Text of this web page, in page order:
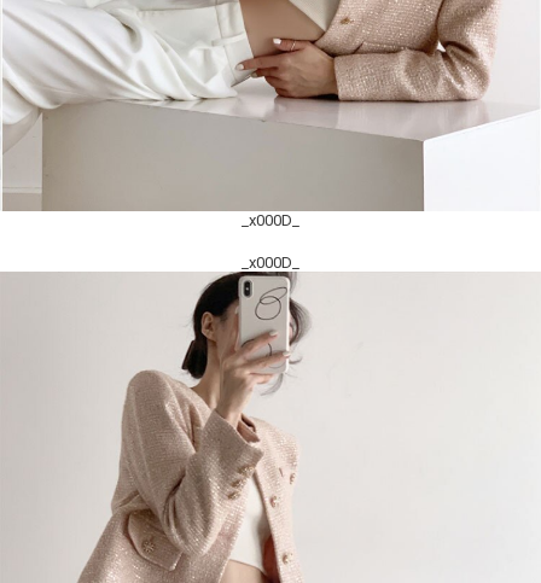
_x000D_
_x000D_